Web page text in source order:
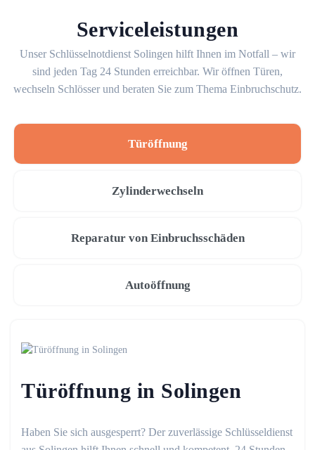
Serviceleistungen
Unser Schlüsselnotdienst Solingen hilft Ihnen im Notfall – wir
sind jeden Tag 24 Stunden erreichbar. Wir öffnen Türen,
wechseln Schlösser und beraten Sie zum Thema Einbruchschutz.
Türöffnung
Zylinderwechseln
Reparatur von Einbruchsschäden
Autoöffnung
Türöffnung in Solingen
Haben Sie sich ausgesperrt? Der zuverlässige Schlüsseldienst